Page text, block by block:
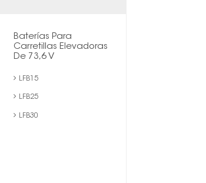
Baterías Para
Carretillas Elevadoras
De 73,6 V
LFB15
LFB25
LFB30